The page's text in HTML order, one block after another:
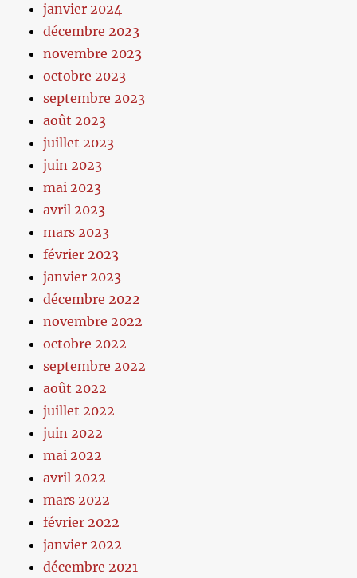
janvier 2024
décembre 2023
novembre 2023
octobre 2023
septembre 2023
août 2023
juillet 2023
juin 2023
mai 2023
avril 2023
mars 2023
février 2023
janvier 2023
décembre 2022
novembre 2022
octobre 2022
septembre 2022
août 2022
juillet 2022
juin 2022
mai 2022
avril 2022
mars 2022
février 2022
janvier 2022
décembre 2021